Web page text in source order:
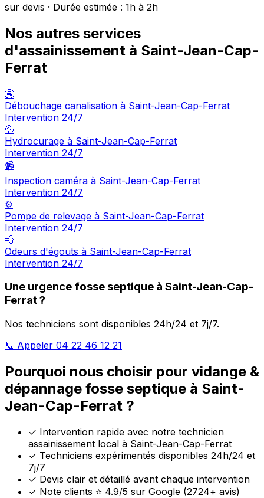
sur devis · Durée estimée : 1h à 2h
Nos autres services
d'assainissement à Saint-Jean-Cap-
Ferrat
🚰
Débouchage canalisation à Saint-Jean-Cap-Ferrat
Intervention 24/7
💦
Hydrocurage à Saint-Jean-Cap-Ferrat
Intervention 24/7
📹
Inspection caméra à Saint-Jean-Cap-Ferrat
Intervention 24/7
⚙️
Pompe de relevage à Saint-Jean-Cap-Ferrat
Intervention 24/7
💨
Odeurs d'égouts à Saint-Jean-Cap-Ferrat
Intervention 24/7
Une urgence fosse septique à Saint-Jean-Cap-
Ferrat ?
Nos techniciens sont disponibles 24h/24 et 7j/7.
📞 Appeler 04 22 46 12 21
Pourquoi nous choisir pour vidange &
dépannage fosse septique à Saint-
Jean-Cap-Ferrat ?
✓ Intervention rapide avec notre technicien
assainissement local à Saint-Jean-Cap-Ferrat
✓ Techniciens expérimentés disponibles 24h/24 et
7j/7
✓ Devis clair et détaillé avant chaque intervention
✓ Note clients ⭐ 4.9/5 sur Google (2724+ avis)